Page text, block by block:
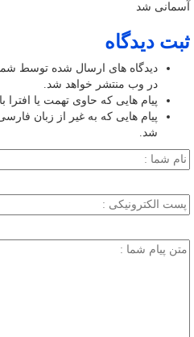
آسمانی شد
ثبت دیدگاه
دیدگاه های ارسال شده توسط
در وب منتشر خواهد شد.
پیام هایی که حاوی تهمت یا افترا
پیام هایی که به غیر از زبان
شد.